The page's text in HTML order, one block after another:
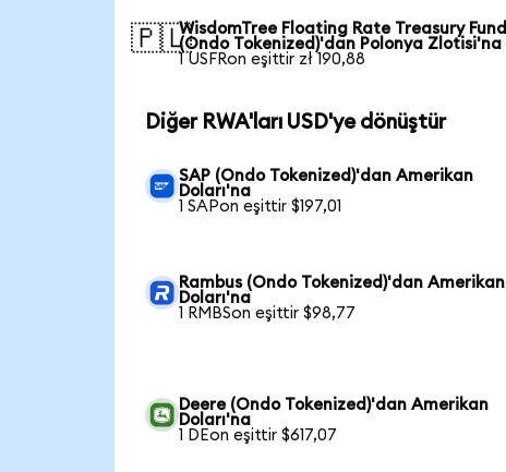
🇵🇱WisdomTree Floating Rate Treasury Fund
(Ondo Tokenized)'dan Polonya Zlotisi'na
1 USFRon eşittir zł 190,88
Diğer RWA'ları USD'ye dönüştür
SAP (Ondo Tokenized)'dan Amerikan
Doları'na
1 SAPon eşittir $197,01
Rambus (Ondo Tokenized)'dan Amerikan
Doları'na
1 RMBSon eşittir $98,77
Deere (Ondo Tokenized)'dan Amerikan
Doları'na
1 DEon eşittir $617,07